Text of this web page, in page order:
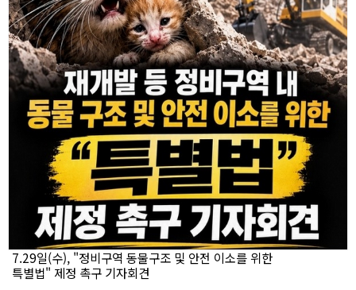
7.29일(수), "정비구역 동물구조 및 안전 이소를 위한
특별법" 제정 촉구 기자회견